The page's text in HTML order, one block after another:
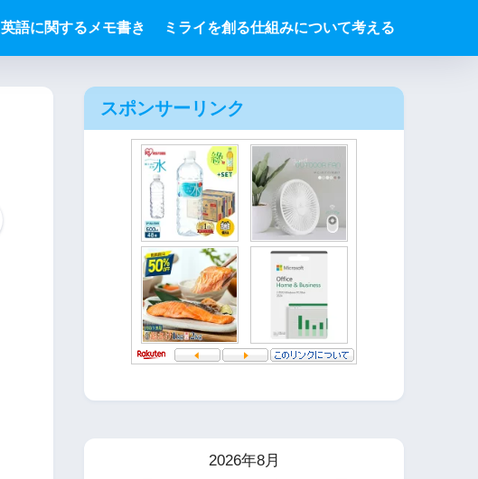
英語に関するメモ書き ミライを創る仕組みについて考える
スポンサーリンク
2026年8月